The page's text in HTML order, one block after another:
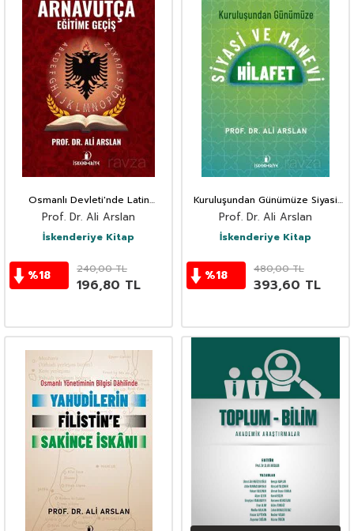
Osmanlı Devleti'nde Latin
Alfabesiyle Arnavutça Eğitime
Geçiş
Prof. Dr. Ali Arslan
İskenderiye Kitap
%18 240,00TL
196,80 TL
Kuruluşundan Günümüze Siyasi
ve Manevi Hilafet
Prof. Dr. Ali Arslan
İskenderiye Kitap
%18 480,00TL
393,60 TL